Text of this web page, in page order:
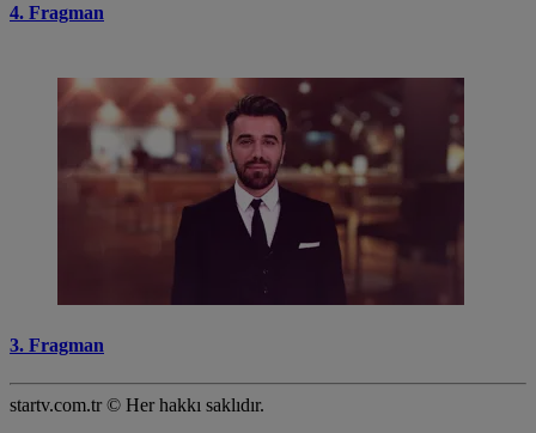
4. Fragman
3. Fragman
startv.com.tr © Her hakkı saklıdır.